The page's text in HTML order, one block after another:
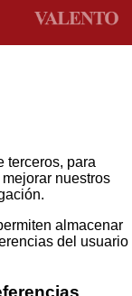
terceros, para
nuestros
almacenar
del usuario